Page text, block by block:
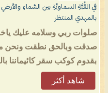
في القُبَّةِ السماويَّةِ بين السَّماءِ والأرضِ
بالمهدي المنتظر
صلوات ربي وسلامه عليك
صدقت وبالحق نطقت ونحن
بقدوم كوكب سقر كائيماننا
شاهد أكثر